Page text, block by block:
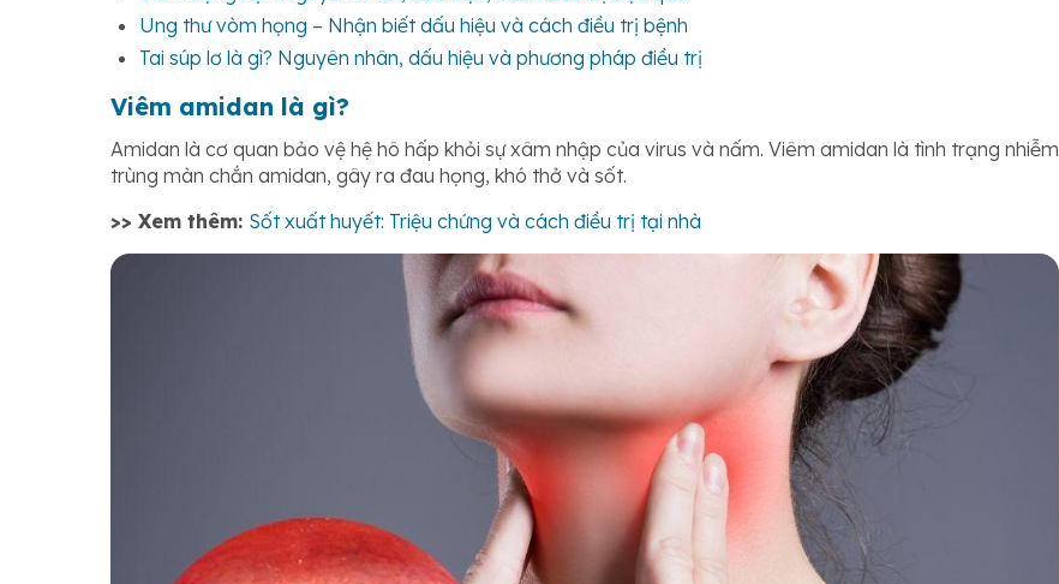
Ung thư vòm họng – Nhận biết dấu hiệu và cách điều trị bệnh
Tai súp lơ là gì? Nguyên nhân, dấu hiệu và phương pháp điều trị
Viêm amidan là gì?
Amidan là cơ quan bảo vệ hệ hô hấp khỏi sự xâm nhập của virus và nấm. Viêm amidan là tình trạng nhiễm
trùng màn chắn amidan, gây ra đau họng, khó thở và sốt.
>> Xem thêm: Sốt xuất huyết: Triệu chứng và cách điều trị tại nhà